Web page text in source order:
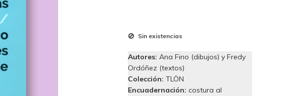
Sin existencias
Autores: Ana Fino (dibujos) y Fredy
Ordóñez (textos)
Colección: TLÖN
Encuadernación: costura al